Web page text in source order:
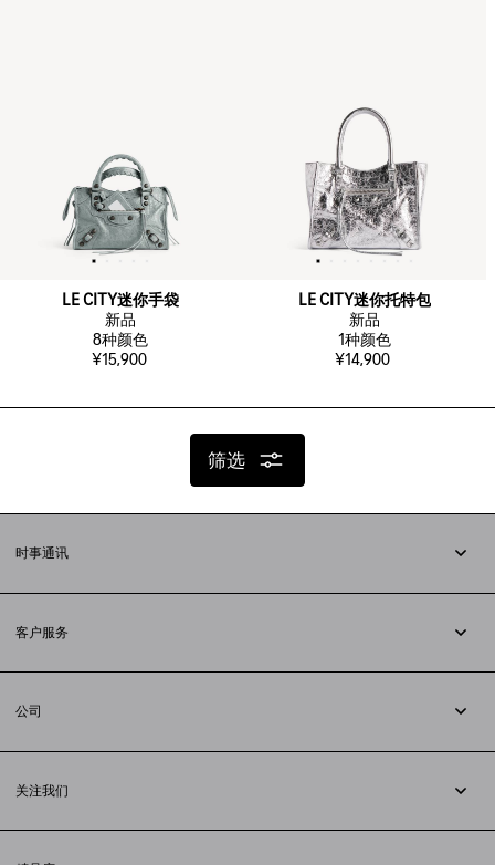
LE CITY迷你手袋
新品
8种颜色
¥15,900
LE CITY迷你托特包
新品
1种颜色
¥14,900
筛选
时事通讯
客户服务
配送方式
支付
常见问题解答
公司
法律问题
联合国世界粮食计划署
关注我们